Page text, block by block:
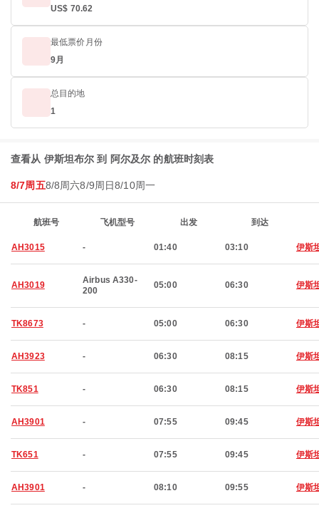
US$ 70.62
最低票价月份
9月
总目的地
1
查看从 伊斯坦布尔 到 阿尔及尔 的航班时刻表
8/7周五8/8周六8/9周日8/10周一
航班号 飞机型号 出发 到达
AH3015 - 01:40 03:10 伊斯
AH3019
Airbus A330-
200
05:00 06:30 伊斯
TK8673 - 05:00 06:30 伊斯
AH3923 - 06:30 08:15 伊斯
TK851 - 06:30 08:15 伊斯
AH3901 - 07:55 09:45 伊斯
TK651 - 07:55 09:45 伊斯
AH3901 - 08:10 09:55 伊斯